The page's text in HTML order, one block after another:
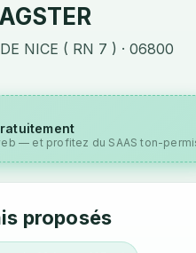
NICE ( RN 7 ) · 06800
— et profitez du SAAS ton-
proposés